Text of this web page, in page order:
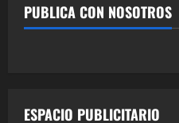
PUBLICA CON NOSOTROS
ESPACIO PUBLICITARIO